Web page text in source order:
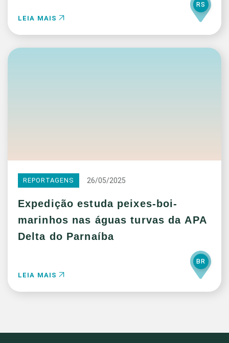
LEIA MAIS
RS
REPORTAGENS 26/05/2025
Expedição estuda peixes-boi-
marinhos nas águas turvas da APA
Delta do Parnaíba
LEIA MAIS
BR